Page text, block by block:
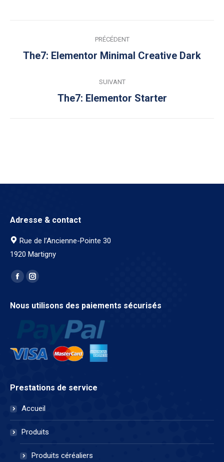
de
commentaire
PRÉCÉDENT
Onglet
The7: Elementor Minimal Creative Dark
SUIVANT
Projets
The7: Elementor Starter
Adresse & contact
Rue de l’Ancienne-Pointe 30
1920 Martigny
Trouvez nous sur :
Facebook
opens
window
Instagram
opens
window
Nous utilisons des paiements sécurisés
Prestations de service
Accueil
Produits
Produits céréaliers